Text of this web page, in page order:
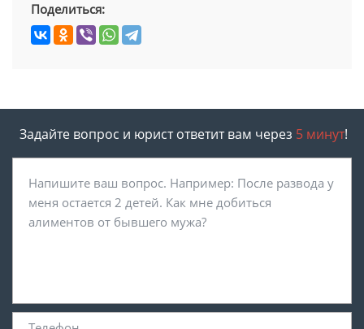
Поделиться:
Задайте вопрос и юрист ответит вам через 5 минут!